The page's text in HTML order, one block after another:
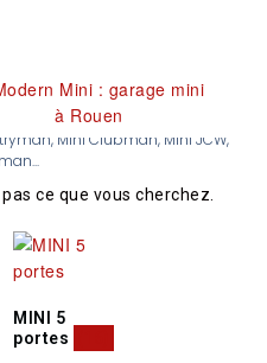
Mini Clubman, Mini JCW,
ce que vous cherchez.
MINI 5
portes